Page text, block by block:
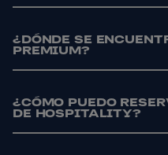
¿DÓNDE SE
PREMIUM?
¿CÓMO PUEDO
DE HOSPITALITY?